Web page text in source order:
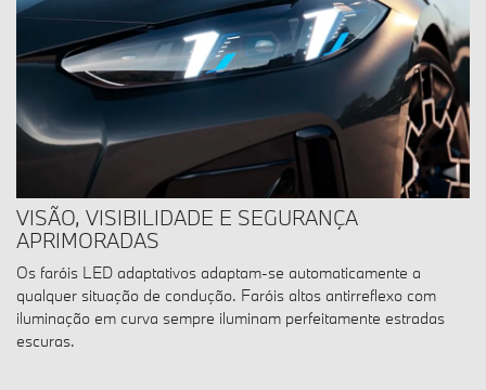
VISÃO, VISIBILIDADE E SEGURANÇA
APRIMORADAS
Os faróis LED adaptativos adaptam-se automaticamente a
qualquer situação de condução. Faróis altos antirreflexo com
iluminação em curva sempre iluminam perfeitamente estradas
escuras.